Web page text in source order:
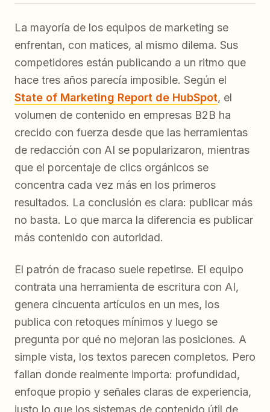
La mayoría de los equipos de marketing se
enfrentan, con matices, al mismo dilema. Sus
competidores están publicando a un ritmo que
hace tres años parecía imposible. Según el
State of Marketing Report de HubSpot, el
volumen de contenido en empresas B2B ha
crecido con fuerza desde que las herramientas
de redacción con AI se popularizaron, mientras
que el porcentaje de clics orgánicos se
concentra cada vez más en los primeros
resultados. La conclusión es clara: publicar más
no basta. Lo que marca la diferencia es publicar
más contenido con autoridad.
El patrón de fracaso suele repetirse. El equipo
contrata una herramienta de escritura con AI,
genera cincuenta artículos en un mes, los
publica con retoques mínimos y luego se
pregunta por qué no mejoran las posiciones. A
simple vista, los textos parecen completos. Pero
fallan donde realmente importa: profundidad,
enfoque propio y señales claras de experiencia,
justo lo que los sistemas de contenido útil de